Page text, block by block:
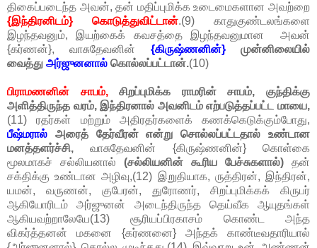
திகைப்படைந்த அவன், தன் மதிப்புமிக்க உடைமைகளான அவற்றை
{இந்திரனிடம்} கொடுத்துவிட்டான்.(9) காதுகுண்டலங்களை
இழந்தவனும், இயற்கைக் கவசத்தை இழந்தவனுமான அவன்
{கர்ணன்}, வாசுதேவனின் {கிருஷ்ணனின்}முன்னிலையில்
வைத்து அர்ஜுனனால் கொல்லப்பட்டான்.(10)
பிராமணனின் சாபம்,சிறப்புமிக்க ராமரின் சாபம், குந்திக்கு
அளித்திருந்த வரம், இந்திரனால் அவனிடம் எற்படுத்தப்பட்ட மாயை,
(11) ரதர்கள் மற்றும் அதிரதர்களைக் கணக்கெடுக்கும்போது,
பீஷ்மரால் அரைத் தேர்வீரன் என்று சொல்லப்பட்டதால் உண்டான
மனத்தளர்ச்சி, வாசுதேவனின் {கிருஷ்ணனின்} கொள்கை
மூலமாகச் சல்லியனால் (சல்லியனின் கூரிய பேச்சுகளால்) தன்
சக்திக்கு உண்டான அழிவு,(12) இறுதியாக, ருத்திரன், இந்திரன்,
யமன், வருணன், குபேரன், துரோணர், சிறப்புமிக்கக் கிருபர்
ஆகியோரிடம் அர்ஜுனன் அடைந்திருந்த தெய்வீக ஆயுதங்கள்
ஆகியவற்றாலேயே(13) சூரியப்பிரகாசம் கொண்ட அந்த
விகர்த்தனன் மகனை {கர்ணனை} அந்தக் காண்டீவதாரியால்